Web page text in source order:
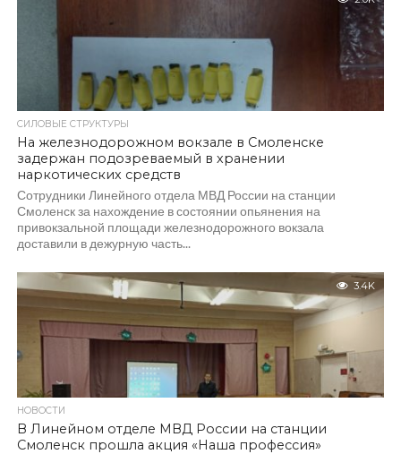
СИЛОВЫЕ СТРУКТУРЫ
На железнодорожном вокзале в Смоленске
задержан подозреваемый в хранении
наркотических средств
Сотрудники Линейного отдела МВД России на станции
Смоленск за нахождение в состоянии опьянения на
привокзальной площади железнодорожного вокзала
доставили в дежурную часть...
3.4K
НОВОСТИ
В Линейном отделе МВД России на станции
Смоленск прошла акция «Наша профессия»